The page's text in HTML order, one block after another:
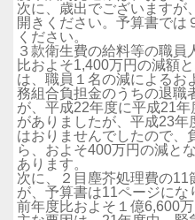
次に、歳出でございますが
開きください。予算書では
ください。
３款衛生費の給料等の職
比およそ1,400万円の減額
は、職員１名の減によるお
務組合負担金のうちの退職
が、平成22年度に平成21
がありましたが、平成23
はおりませんでしたので、
ら、およそ400万円の減と
あります。
次に、２目塵芥処理費の
が、予算書は11ページにな
前年度比およそ１億6,600